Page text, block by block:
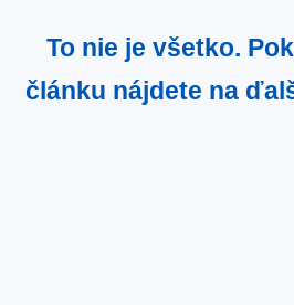
To nie je všetko.
článku nájdete na